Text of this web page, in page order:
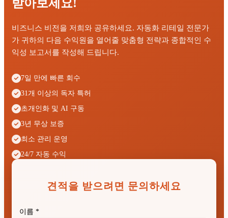
받아보세요!
비즈니스 비전을 저희와 공유하세요. 자동화 리테일 전문가
가 귀하의 다음 수익원을 열어줄 맞춤형 전략과 종합적인 수
익성 보고서를 작성해 드립니다.
7일 만에 빠른 회수
31개 이상의 독자 특허
초개인화 및 AI 구동
3년 무상 보증
최소 관리 운영
24/7 자동 수익
견적을 받으려면 문의하세요
이름 *